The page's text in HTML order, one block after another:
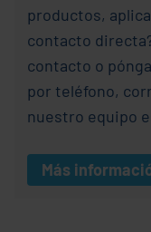
productos,
contacto
contacto o
por teléfono,
nuestro equipo
Más